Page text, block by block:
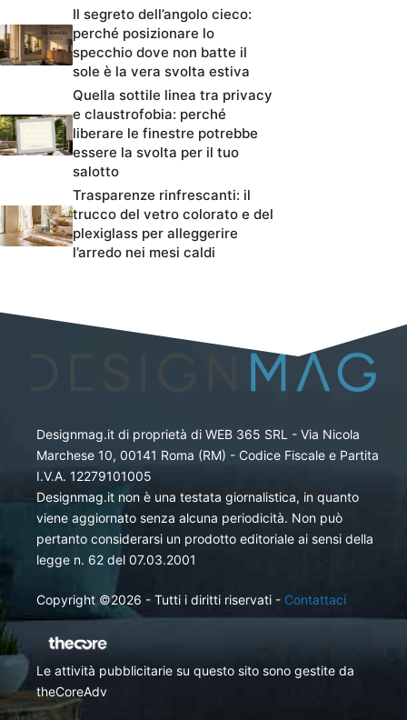
Il segreto dell’angolo cieco:
perché posizionare lo
specchio dove non batte il
sole è la vera svolta estiva
Quella sottile linea tra privacy
e claustrofobia: perché
liberare le finestre potrebbe
essere la svolta per il tuo
salotto
Trasparenze rinfrescanti: il
trucco del vetro colorato e del
plexiglass per alleggerire
l’arredo nei mesi caldi
Designmag.it di proprietà di WEB 365 SRL - Via Nicola
Marchese 10, 00141 Roma (RM) - Codice Fiscale e Partita
I.V.A. 12279101005
Designmag.it non è una testata giornalistica, in quanto
viene aggiornato senza alcuna periodicità. Non può
pertanto considerarsi un prodotto editoriale ai sensi della
legge n. 62 del 07.03.2001
Copyright ©2026 - Tutti i diritti riservati - Contattaci
Le attività pubblicitarie su questo sito sono gestite da
theCoreAdv